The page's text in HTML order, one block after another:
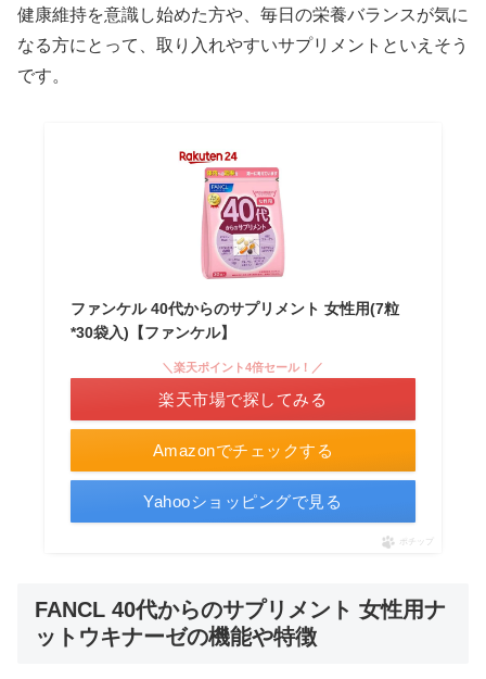
健康維持を意識し始めた方や、毎日の栄養バランスが気に
なる方にとって、取り入れやすいサプリメントといえそう
です。
ファンケル 40代からのサプリメント 女性用(7粒
*30袋入)【ファンケル】
Amazonでチェックする
＼楽天ポイント4倍セール！／
楽天市場で探してみる
Yahooショッピングで見る
ポチップ
FANCL 40代からのサプリメント 女性用ナ
ットウキナーゼの機能や特徴